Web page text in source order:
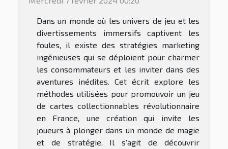
Dans un monde où les univers de jeu et les
divertissements immersifs captivent les
foules, il existe des stratégies marketing
ingénieuses qui se déploient pour charmer
les consommateurs et les inviter dans des
aventures inédites. Cet écrit explore les
méthodes utilisées pour promouvoir un jeu
de cartes collectionnables révolutionnaire
en France, une création qui invite les
joueurs à plonger dans un monde de magie
et de stratégie. Il s'agit de découvrir